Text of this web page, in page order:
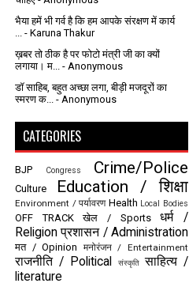
भैया हमें भी गर्व है कि हम आपके संरक्षण में कार्य
- Karuna Thakur
ख़बर तो ठीक है पर फोटो मंत्री जी का क्यों
लगाया। म...
- Anonymous
डॉ साहिब, बहुत अच्छा लगा, बीड़ी मजदूरों का
स्मरण क...
- Anonymous
CATEGORIES
BJP Congress Crime/Police
Culture Education / शिक्षा
Environment / पर्यावरण Health Local Bodies
OFF TRACK खेल / Sports
धर्म /
Religion प्रशासन / Administration
मत / Opinion मनोरंजन / Entertainment
राजनीति / Political संस्कृति साहित्य /
literature